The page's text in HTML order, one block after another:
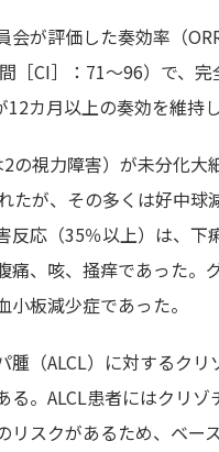
会が評価した奏効率（
［CI］ ： 71～96）で、
12カ月以上の奏効を維持し
の視力障害）が未分化大
たが、その多くは好中
反応（35％以上）は、
痛、咳、掻痒であった。
板減少症であった。
腫 （ALCL）に対するク
る。ALCL患者にはクリ
リスクがあるため、ベ